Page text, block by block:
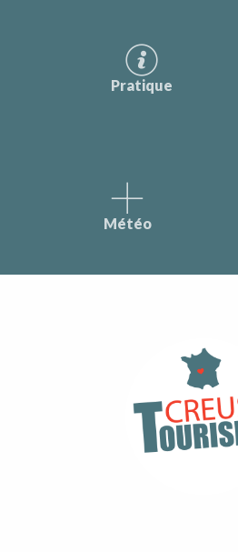
Pratique
Météo